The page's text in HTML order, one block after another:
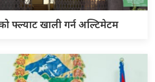
फ्ल्याट खाली गर्न अल्टिमेटम